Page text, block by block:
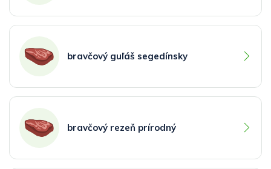
bravčový guľáš segedínsky
bravčový rezeň prírodný